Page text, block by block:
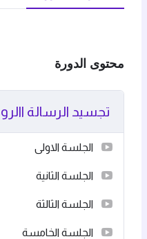
محتوى الدورة
تجسيد الرسالة
الجلسة الاولى
الجلسة الثانية
الجلسة الثالثة
الجلسة الخامسة